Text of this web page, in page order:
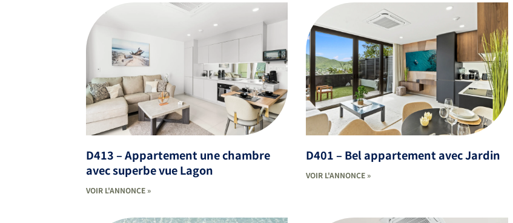
D413 – Appartement une chambre
avec superbe vue Lagon
VOIR L'ANNONCE »
D401 – Bel appartement avec Jardin
VOIR L'ANNONCE »